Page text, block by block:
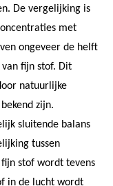
De vergelijking is
met
ongeveer de helft
fijn stof. Dit
natuurlijke
zijn.
sluitende balans
tussen
stof wordt tevens
in de lucht wordt